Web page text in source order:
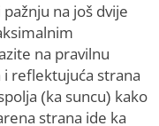
na još dvije
na pravilnu
reflektujuća strana
(ka suncu) kako
strana ide ka